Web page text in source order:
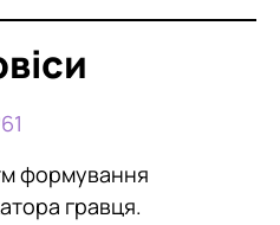
формування
гравця.